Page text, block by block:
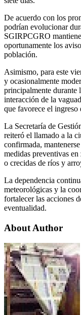
De acuerdo con los
podrían evolucionar
SGIRPCGRO
oportunamente los
población.
Asimismo, para este
y ocasionalmente
principalmente durante
interacción de la
que favorece el ingreso
La Secretaría de
reiteró el llamado a la
confirmada,
medidas preventivas en
o crecidas de ríos y
La dependencia
meteorológicas y la
fortalecer las acciones
eventualidad.
About Author